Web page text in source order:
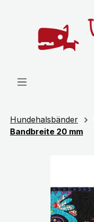
Hundehalsbänder
Bandbreite 20 mm